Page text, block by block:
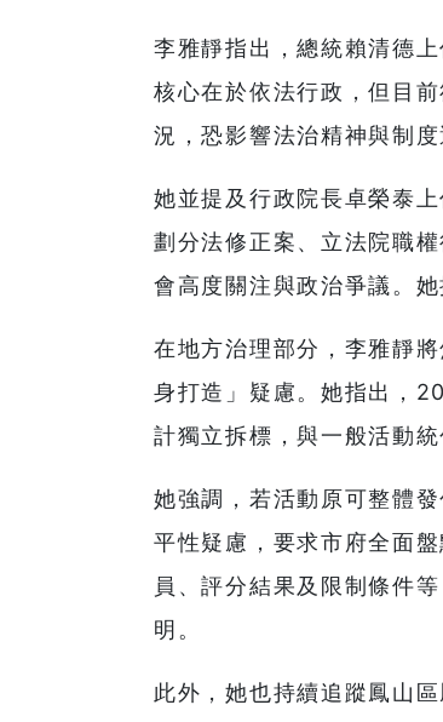
李雅靜指出，總統賴清德
核心在於依法行政，但目
況，恐影響法治精神與制度
她並提及行政院長卓榮泰
劃分法修正案、立法院職
會高度關注與政治爭議。
在地方治理部分，李雅靜
身打造」疑慮。她指出，
計獨立拆標，與一般活動統
她強調，若活動原可整體
平性疑慮，要求市府全面
員、評分結果及限制條件
明。
此外，她也持續追蹤鳳山